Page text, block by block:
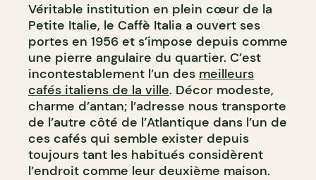
Véritable institution en plein cœur de la
Petite Italie, le Caffè Italia a ouvert ses
portes en 1956 et s’impose depuis comme
une pierre angulaire du quartier. C’est
incontestablement l’un des meilleurs
cafés italiens de la ville. Décor modeste,
charme d’antan; l’adresse nous transporte
de l’autre côté de l’Atlantique dans l’un de
ces cafés qui semble exister depuis
toujours tant les habitués considèrent
l’endroit comme leur deuxième maison.